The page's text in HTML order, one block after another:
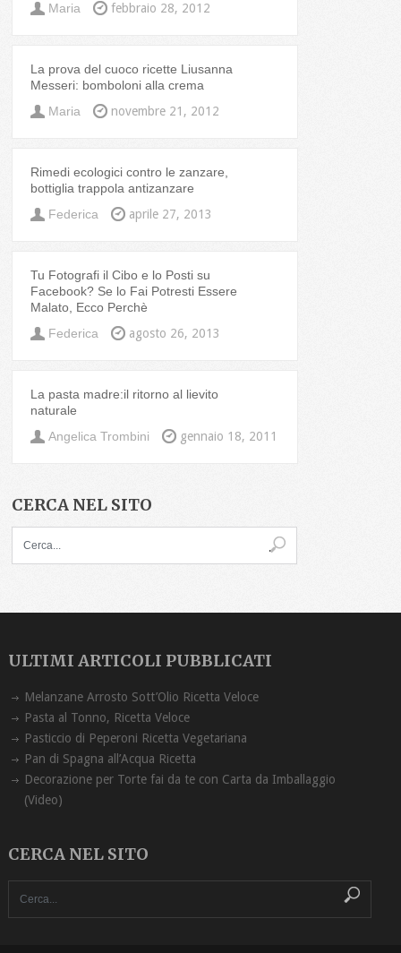
Maria
febbraio 28, 2012
La prova del cuoco ricette Liusanna
Messeri: bomboloni alla crema
Maria
novembre 21, 2012
Rimedi ecologici contro le zanzare,
bottiglia trappola antizanzare
Federica
aprile 27, 2013
Tu Fotografi il Cibo e lo Posti su
Facebook? Se lo Fai Potresti Essere
Malato, Ecco Perchè
Federica
agosto 26, 2013
La pasta madre:il ritorno al lievito
naturale
Angelica Trombini
gennaio 18, 2011
CERCA NEL SITO
ULTIMI ARTICOLI PUBBLICATI
Melanzane Arrosto Sott’Olio Ricetta ‏Veloce
Pasta al Tonno, Ricetta Veloce
Pasticcio di Peperoni Ricetta Vegetariana
Pan di Spagna all’Acqua Ricetta
Decorazione per Torte fai da te con Carta da Imballaggio
(Video)
CERCA NEL SITO